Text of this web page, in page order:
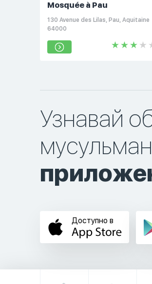
Mosquée à Pau
130 Avenue des Lilas, Pau, Aquitaine
64000
Узнавай
Доступно в